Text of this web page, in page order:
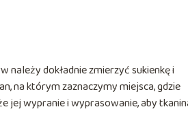
należy dokładnie zmierzyć sukienkę i
na którym zaznaczymy miejsca, gdzie
jej wypranie i wyprasowanie, aby